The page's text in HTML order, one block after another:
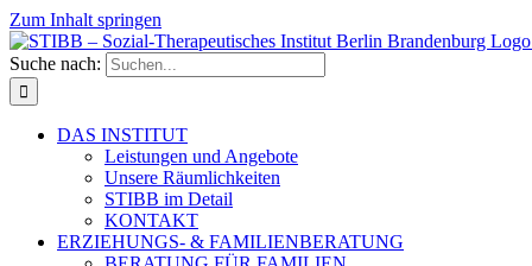
Zum Inhalt springen
Suche nach:
DAS INSTITUT
Leistungen und Angebote
Unsere Räumlichkeiten
STIBB im Detail
KONTAKT
ERZIEHUNGS- & FAMILIENBERATUNG